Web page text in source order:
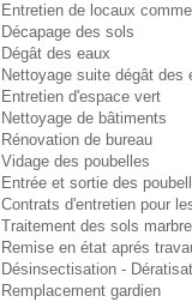
Entretien de locaux
Décapage des sols
Dégât des eaux
Nettoyage suite dégât des
Entretien d'espace vert
Nettoyage de bâtiments
Rénovation de bureau
Vidage des poubelles
Entrée et sortie des
Contrats d'entretien pour
Traitement des sols marbre
Remise en état aprés
Désinsectisation -
Remplacement gardien